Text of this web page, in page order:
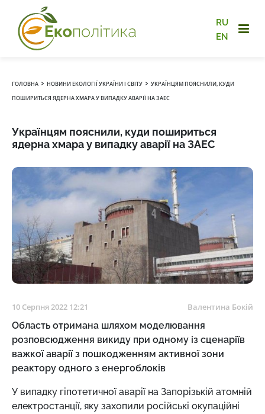
RU
EN
ГОЛОВНА › НОВИНИ ЕКОЛОГІЇ УКРАЇНИ І СВІТУ › УКРАЇНЦЯМ ПОЯСНИЛИ, КУДИ
ПОШИРИТЬСЯ ЯДЕРНА ХМАРА У ВИПАДКУ АВАРІЇ НА ЗАЕС
Українцям пояснили, куди пошириться
ядерна хмара у випадку аварії на ЗАЕС
10 Серпня 2022 12:21 Валентина Бокій
Область отримана шляхом моделювання
розповсюдження викиду при одному із сценаріїв
важкої аварії з пошкодженням активної зони
реактору одного з енергоблоків
У випадку гіпотетичної аварії на Запорізькій атомній
електростанції, яку захопили російські окупаційні